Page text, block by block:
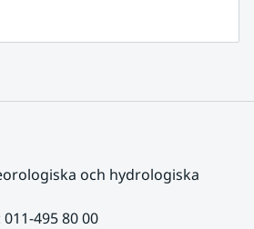
och hydrologiska
495 80 00